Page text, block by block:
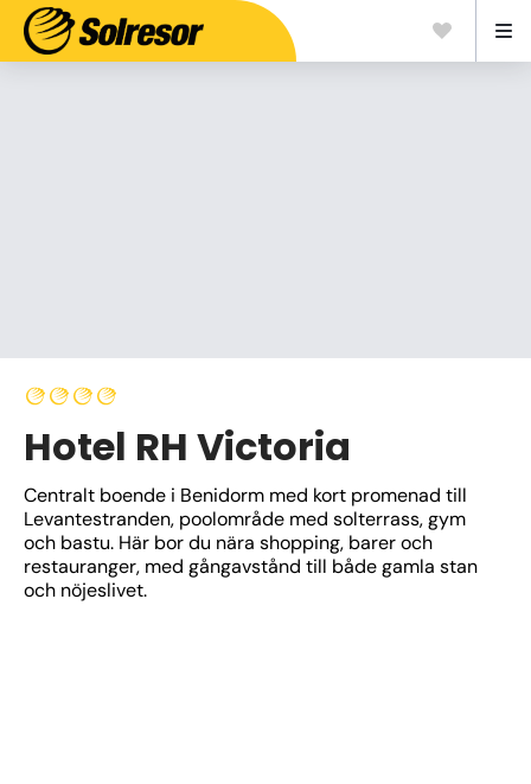
Hotel RH Victoria
Centralt boende i Benidorm med kort promenad till
Levantestranden, poolområde med solterrass, gym
och bastu. Här bor du nära shopping, barer och
restauranger, med gångavstånd till både gamla stan
och nöjeslivet.